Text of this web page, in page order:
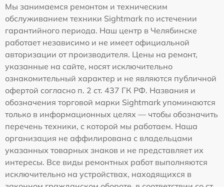
Мы занимаемся ремонтом и техническим
обслуживанием техники Sightmark по истечении
гарантийного периода. Наш центр в Челябинске
работает независимо и не имеет официальной
авторизации от производителя. Цены на ремонт,
указанные на сайте, носят исключительно
ознакомительный характер и не являются публичной
офертой согласно п. 2 ст. 437 ГК РФ. Названия и
обозначения торговой марки Sightmark упоминаются
только в информационных целях — чтобы обозначить
перечень техники, с которой мы работаем. Наша
организация не аффилирована с владельцами
указанных товарных знаков и не представляет их
интересы. Все виды ремонтных работ выполняются
исключительно на устройствах, находящихся в